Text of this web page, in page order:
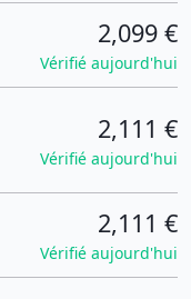
2,099 €
Vérifié aujourd'hui
2,111 €
Vérifié aujourd'hui
2,111 €
Vérifié aujourd'hui